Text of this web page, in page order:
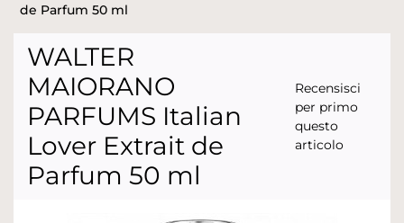
de Parfum 50 ml
WALTER
MAIORANO
PARFUMS Italian
Lover Extrait de
Parfum 50 ml
Recensisci
per primo
questo
articolo